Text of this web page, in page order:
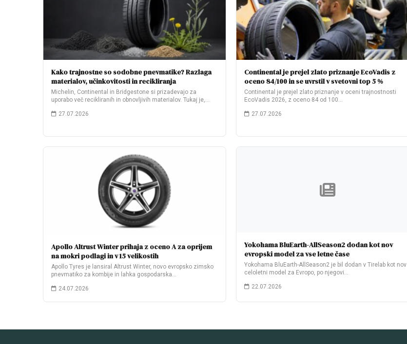
Kako trajnostne so sodobne pnevmatike? Razlaga
materialov, učinkovitosti in recikliranja
Michelin, Continental in Bridgestone si prizadevajo za
uporabo več recikliranih in obnovljivih materialov. Tukaj je,…
27.07.2026
Continental je prejel zlato priznanje EcoVadis z
oceno 84/100 in se uvrstil v svetovni top 5 %
Continental je prejel zlato priznanje v oceni trajnostnosti
EcoVadis 2026, z oceno 84 od 100…
27.07.2026
Apollo Altrust Winter prihaja z oceno A za oprijem
na mokri podlagi in v 15 velikostih
Apollo Tyres je lansiral Altrust Winter, novo evropsko zimsko
pnevmatiko za kombije in lahka gospodarska…
24.07.2026
Yokohama BluEarth-AllSeason2 dodan kot nov
evropski model za vse letne čase
Yokohama BluEarth-AllSeason2 je bil dodan v Tirelab kot nov
celoletni model za Evropo, po njegovi…
22.07.2026